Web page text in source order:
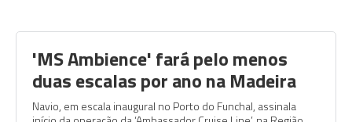
'MS Ambience' fará pelo menos
duas escalas por ano na Madeira
Navio, em escala inaugural no Porto do Funchal, assinala